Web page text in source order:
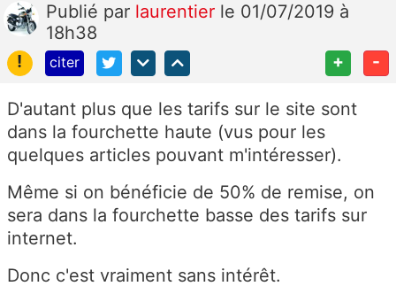
Publié par laurentier le 01/07/2019 à
18h38
!
citer + -
D'autant plus que les tarifs sur le site sont
dans la fourchette haute (vus pour les
quelques articles pouvant m'intéresser).
Même si on bénéficie de 50% de remise, on
sera dans la fourchette basse des tarifs sur
internet.
Donc c'est vraiment sans intérêt.